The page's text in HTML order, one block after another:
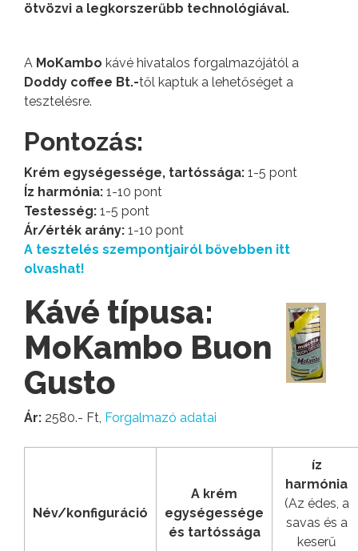
ötvözvi a legkorszerűbb technológiával.
A MoKambo kávé hivatalos forgalmazójától a
Doddy coffee Bt.-től kaptuk a lehetőséget a
tesztelésre.
Pontozás:
Krém egységessége, tartóssága: 1-5 pont
Íz harmónia: 1-10 pont
Testesség: 1-5 pont
Ár/érték arány: 1-10 pont
A tesztelés szempontjairól bővebben itt
olvashat!
Kávé típusa:
MoKambo Buon
Gusto
Ár: 2580.- Ft, Forgalmazó adatai
Név/konfiguráció
A krém
egységessége
és tartóssága
íz
harmónia
(Az édes, a
savas és a
keserű